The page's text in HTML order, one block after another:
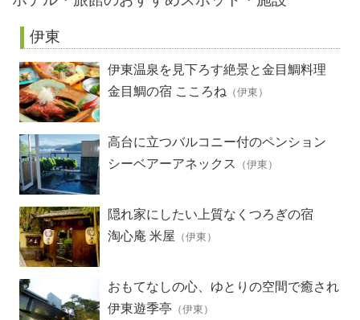
伊東
伊東温泉を見下ろす絶景と金目鯛料理
金目鯛の宿 こころね （伊東）
高台に立つバルコニー付のペンション
シーベアーアネックス
（伊東）
隠れ家にしたい上質なくつろぎの宿
淘心庵 米屋 （伊東）
おもてなしの心、ゆとりの空間で癒され
る極上のひととき
伊東遊季亭 （伊東）